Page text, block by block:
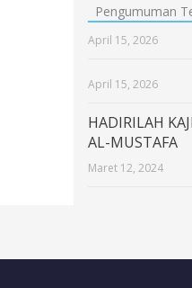
Pengumuman
April 15, 2026
April 15, 2026
HADIRILAH
AL-MUSTAFA
Maret 12, 2024